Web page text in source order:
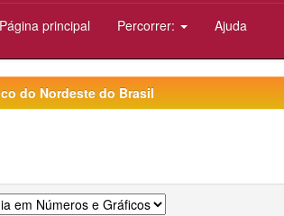
principal Percorrer: Ajuda
do Nordeste do Brasil